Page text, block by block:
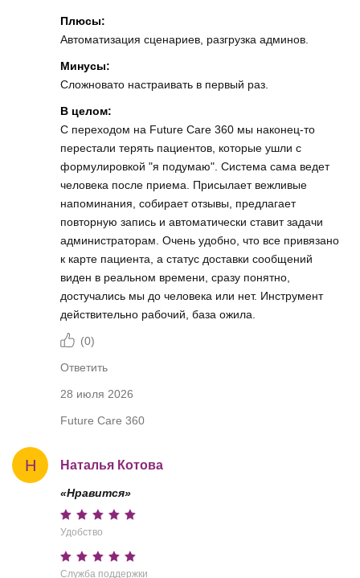
Плюсы:
Автоматизация сценариев, разгрузка админов.
Минусы:
Сложновато настраивать в первый раз.
В целом:
С переходом на Future Care 360 мы наконец-то
перестали терять пациентов, которые ушли с
формулировкой "я подумаю". Система сама ведет
человека после приема. Присылает вежливые
напоминания, собирает отзывы, предлагает
повторную запись и автоматически ставит задачи
администраторам. Очень удобно, что все привязано
к карте пациента, а статус доставки сообщений
виден в реальном времени, сразу понятно,
достучались мы до человека или нет. Инструмент
действительно рабочий, база ожила.
(0)
Ответить
28 июля 2026
Future Care 360
Н Наталья Котова
«Нравится»
Удобство
Служба поддержки